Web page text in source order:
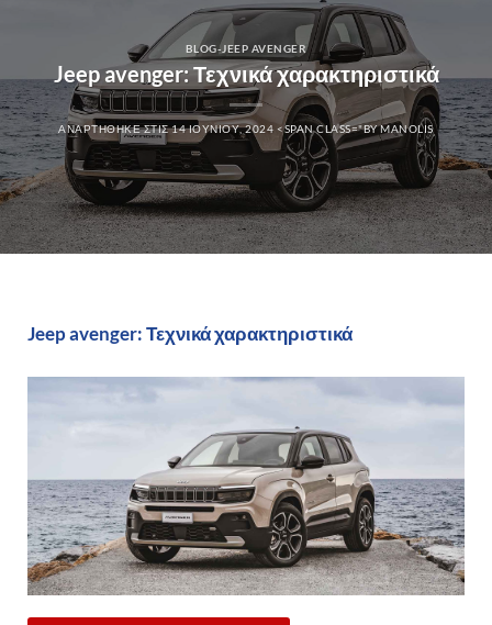
BLOG-JEEP AVENGER
Jeep avenger: Τεχνικά χαρακτηριστικά
ΑΝΑΡΤΉΘΗΚΕ ΣΤΙΣ14 ΙΟΥΝΊΟΥ, 2024 <SPAN CLASS="BYMANOLIS
Jeep avenger: Τεχνικά χαρακτηριστικά